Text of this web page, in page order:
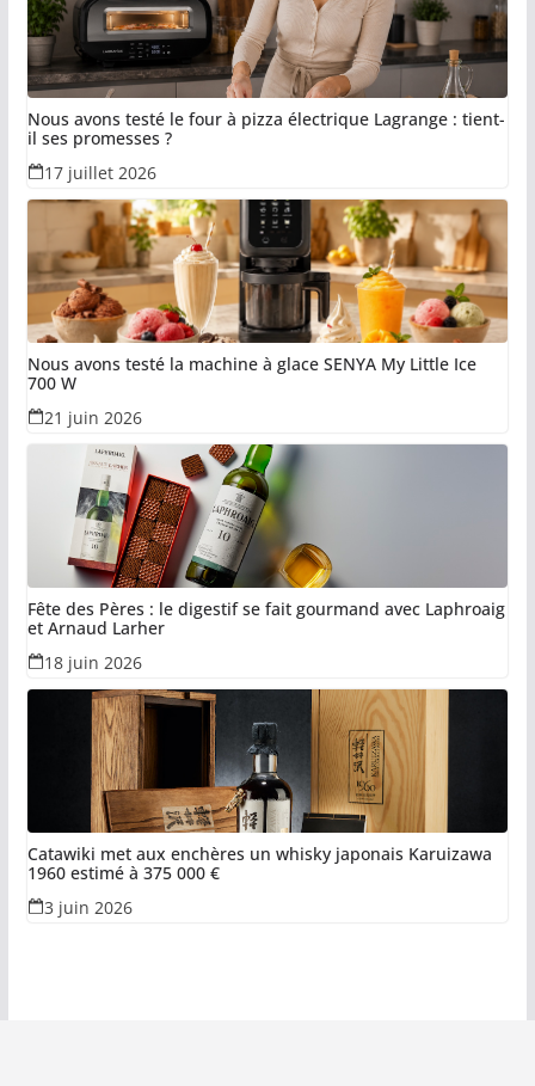
Nous avons testé le four à pizza électrique Lagrange : tient-
il ses promesses ?
17 juillet 2026
Nous avons testé la machine à glace SENYA My Little Ice
700 W
21 juin 2026
Fête des Pères : le digestif se fait gourmand avec Laphroaig
et Arnaud Larher
18 juin 2026
Catawiki met aux enchères un whisky japonais Karuizawa
1960 estimé à 375 000 €
3 juin 2026